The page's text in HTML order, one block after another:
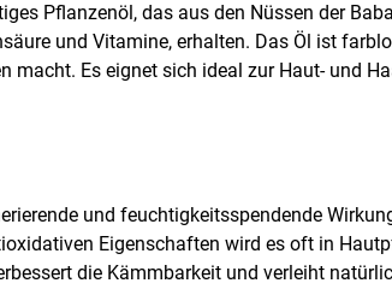
Pflanzenöl, das aus den Nüssen der
und Vitamine, erhalten. Das Öl ist
macht. Es eignet sich ideal zur Haut- und
und feuchtigkeitsspendende
Eigenschaften wird es oft in
die Kämmbarkeit und verleiht